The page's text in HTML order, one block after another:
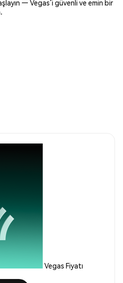
— Vegas’i güvenli ve emin bir
Vegas Fiyatı